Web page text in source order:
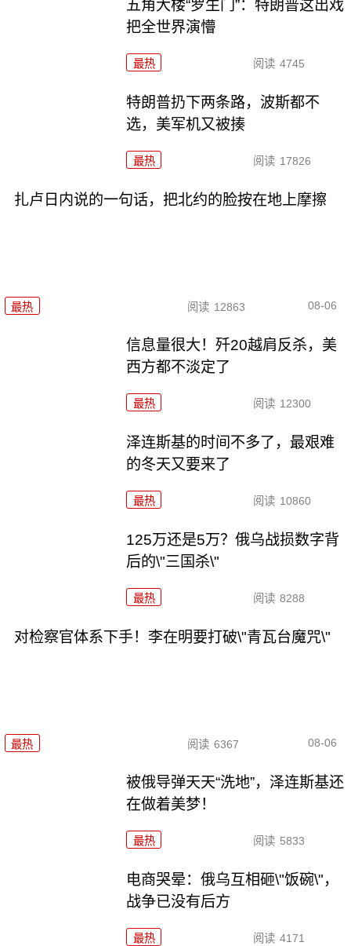
五角大楼“罗生门”：特朗普这出戏
把全世界演懵
最热 阅读 4745
特朗普扔下两条路，波斯都不
选，美军机又被揍
最热 阅读 17826
扎卢日内说的一句话，把北约的脸按在地上摩擦
最热 阅读 12863 08-06
信息量很大！歼20越肩反杀，美
西方都不淡定了
最热 阅读 12300
泽连斯基的时间不多了，最艰难
的冬天又要来了
最热 阅读 10860
125万还是5万？俄乌战损数字背
后的\"三国杀\"
最热 阅读 8288
对检察官体系下手！李在明要打破\"青瓦台魔咒\"
最热 阅读 6367 08-06
被俄导弹天天“洗地”，泽连斯基还
在做着美梦！
最热 阅读 5833
电商哭晕：俄乌互相砸\"饭碗\"，
战争已没有后方
最热 阅读 4171